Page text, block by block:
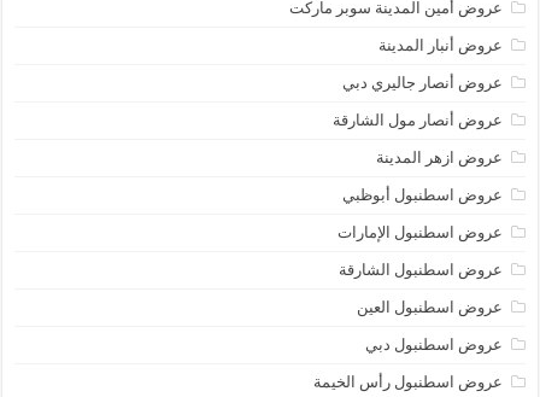
عروض أمين المدينة سوبر ماركت
عروض أنبار المدينة
عروض أنصار جاليري دبي
عروض أنصار مول الشارقة
عروض ازهر المدينة
عروض اسطنبول أبوظبي
عروض اسطنبول الإمارات
عروض اسطنبول الشارقة
عروض اسطنبول العين
عروض اسطنبول دبي
عروض اسطنبول رأس الخيمة